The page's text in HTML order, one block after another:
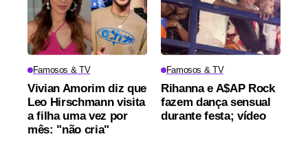
Famosos & TV
Vivian Amorim diz que
Leo Hirschmann visita
a filha uma vez por
mês: "não cria"
Famosos & TV
Rihanna e A$AP Rock
fazem dança sensual
durante festa; vídeo